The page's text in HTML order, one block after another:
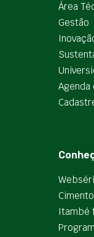
Área
Gestão
Agenda
Itambé